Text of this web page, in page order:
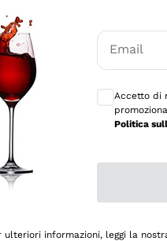
professionalità
Email
Accetto di
Politica
ulteriori informazioni, leggi la